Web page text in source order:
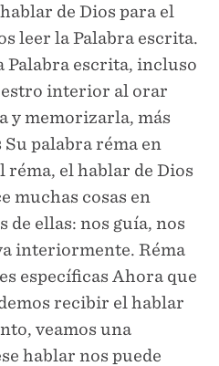
de Dios para el
leer la Palabra escrita.
Palabra escrita, incluso
interior al orar
y memorizarla, más
palabra réma en
el hablar de Dios
muchas cosas en
de ellas: nos guía, nos
interiormente. Réma
específicas Ahora que
recibir el hablar
veamos una
hablar nos puede